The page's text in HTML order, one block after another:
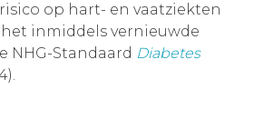
op hart- en vaatziekten
inmiddels vernieuwde
NHG-Standaard Diabetes